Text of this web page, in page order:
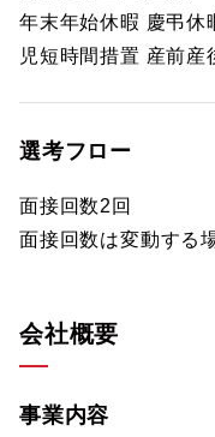
年末年始休暇 慶弔休
児短時間措置 産前産
選考フロー
面接回数2回
面接回数は変動する
会社概要
事業内容